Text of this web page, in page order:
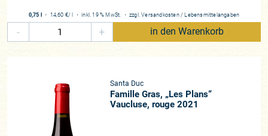
0,75 l ・ 14,60 €/ l ・inkl. 19 % MwSt. ・ zzgl.Versandkosten / Lebensmittelangaben
- + in den Warenkorb
Santa Duc
Famille Gras, „Les Plans“
Vaucluse, rouge 2021